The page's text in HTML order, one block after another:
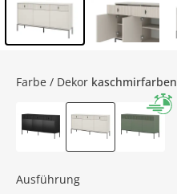
Farbe / Dekor kaschmirfarben
Ausführung